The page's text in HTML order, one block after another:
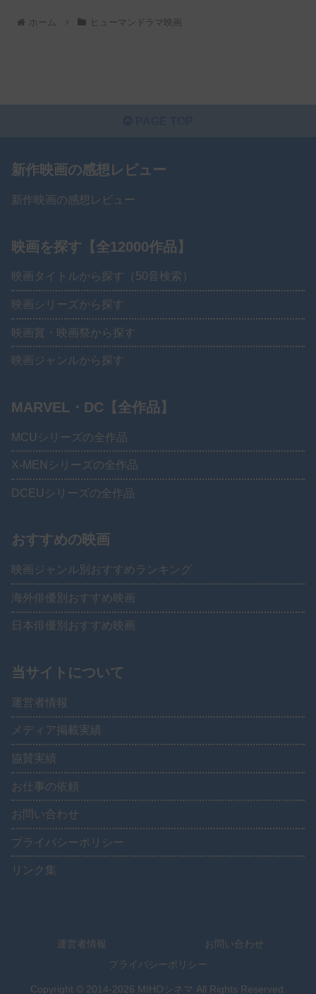
ホーム ヒューマンドラマ映画
新作映画の感想レビュー
新作映画の感想レビュー
映画を探す【全12000作品】
映画タイトルから探す（50音検索）
映画シリーズから探す
映画賞・映画祭から探す
映画ジャンルから探す
MARVEL・DC【全作品】
MCUシリーズの全作品
X-MENシリーズの全作品
DCEUシリーズの全作品
おすすめの映画
映画ジャンル別おすすめランキング
海外俳優別おすすめ映画
日本俳優別おすすめ映画
当サイトについて
運営者情報
メディア掲載実績
協賛実績
お仕事の依頼
お問い合わせ
プライバシーポリシー
リンク集
運営者情報
お問い合わせ
プライバシーポリシー
Copyright © 2014-2026 MIHOシネマ All Rights Reserved.